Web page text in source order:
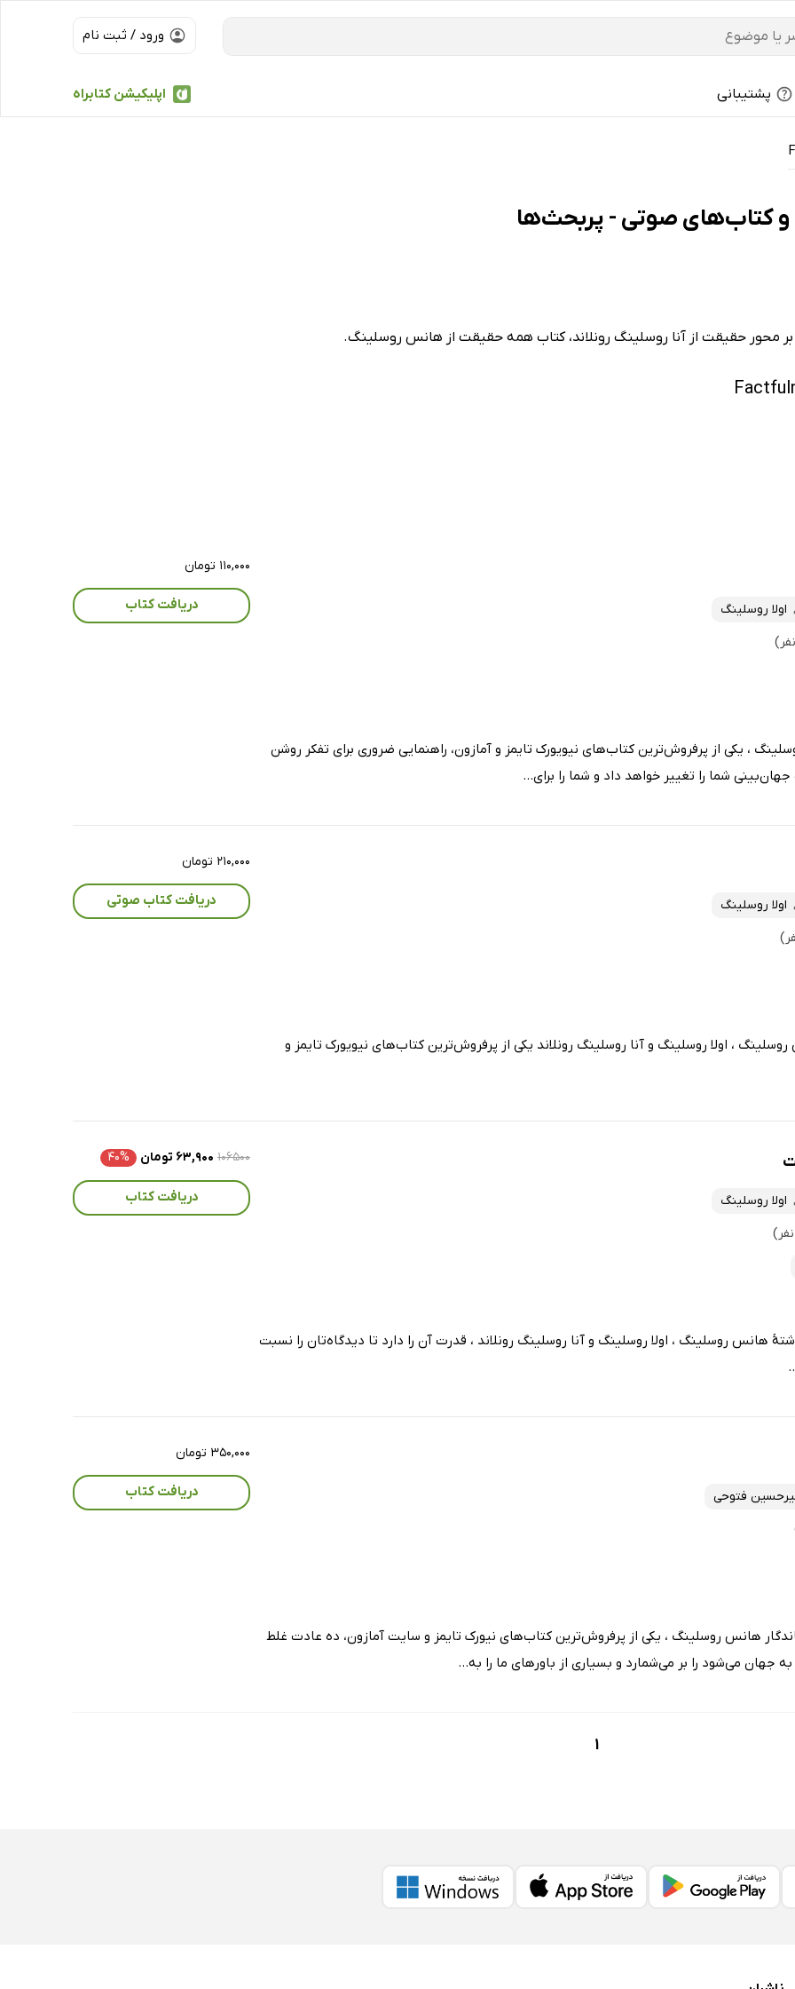
ورود / ثبت نام
اپلیکیشن کتابراه پشتیبانی
بر محور حقیقت از آنا روسلینگ رونلاند، کتاب همه حقیقت از هانس روسلینگ.
اولا روسلینگ
، یکی از پرفروش‌ترین کتاب‌های نیویورک تایمز و آمازون، راهنمایی ضروری برای تفکر روشن
شما را تغییر خواهد داد و شما را برای...
۱۱۰,۰۰۰ تومان
دریافت کتاب
اولا روسلینگ
، اولا روسلینگ و آنا روسلینگ رونلاند یکی از پرفروش‌ترین کتاب‌های نیویورک تایمز و
۲۱۰,۰۰۰ تومان
دریافت کتاب صوتی
اولا روسلینگ
هانس روسلینگ ، اولا روسلینگ و آنا روسلینگ رونلاند ، قدرت آن را دارد تا دیدگاه‌تان را نسبت
۱۰۶۵۰۰ ۶۳,۹۰۰ تومان ۴۰%
دریافت کتاب
فتوحی
هانس روسلینگ ، یکی از پرفروش‌ترین کتاب‌های نیورک تایمز و سایت آمازون، ده عادت غلط
جهان می‌شود را بر می‌شمارد و بسیاری از باورهای ما را به...
۳۵۰,۰۰۰ تومان
دریافت کتاب
1